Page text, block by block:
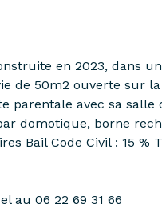
en 2023, dans
de 50m2 ouverte sur
parentale avec sa
domotique, borne
Bail Code Civil : 15
au 06 22 69 31 66